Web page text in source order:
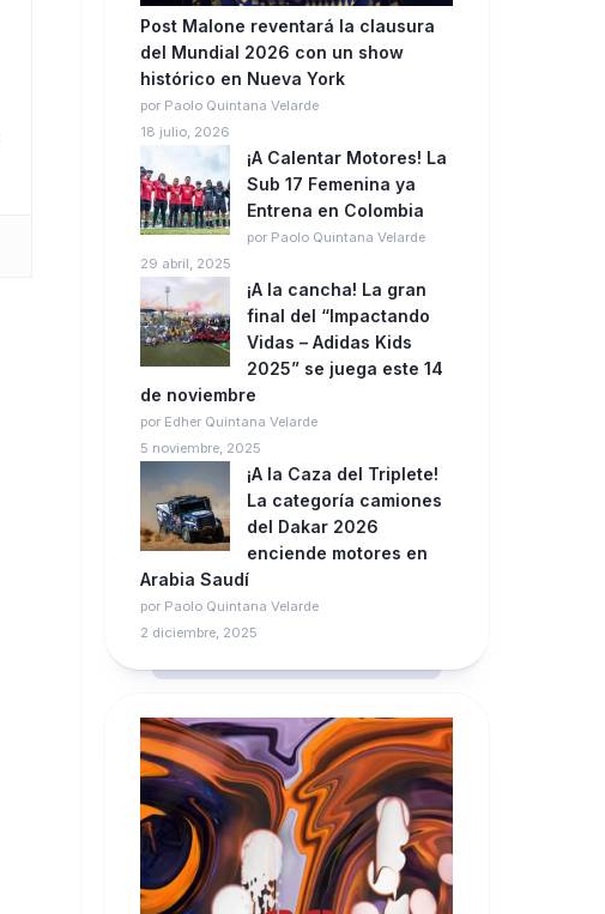
Post Malone reventará la clausura
del Mundial 2026 con un show
histórico en Nueva York
por Paolo Quintana Velarde
18 julio, 2026
¡A Calentar Motores! La
Sub 17 Femenina ya
Entrena en Colombia
por Paolo Quintana Velarde
29 abril, 2025
¡A la cancha! La gran
final del “Impactando
Vidas – Adidas Kids
2025” se juega este 14
de noviembre
por Edher Quintana Velarde
5 noviembre, 2025
¡A la Caza del Triplete!
La categoría camiones
del Dakar 2026
enciende motores en
Arabia Saudí
por Paolo Quintana Velarde
2 diciembre, 2025